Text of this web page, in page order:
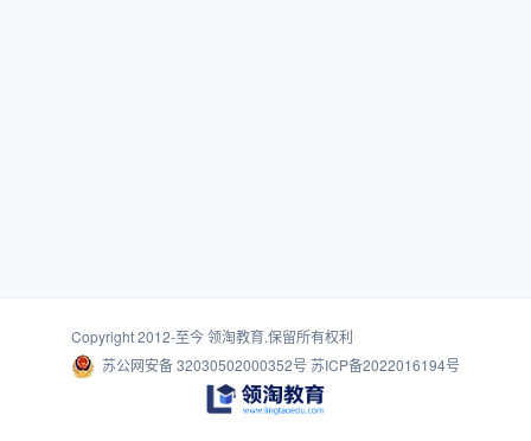
Copyright 2012-至今领淘教育.保留所有权利
苏公网安备 32030502000352号 苏ICP备2022016194号